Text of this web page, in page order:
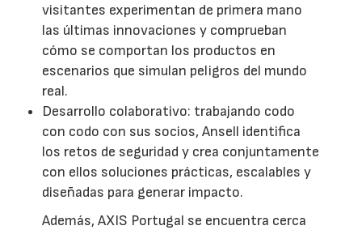
visitantes experimentan de primera mano
las últimas innovaciones y comprueban
cómo se comportan los productos en
escenarios que simulan peligros del mundo
real.
Desarrollo colaborativo: trabajando codo
con codo con sus socios, Ansell identifica
los retos de seguridad y crea conjuntamente
con ellos soluciones prácticas, escalables y
diseñadas para generar impacto.
Además, AXIS Portugal se encuentra cerca